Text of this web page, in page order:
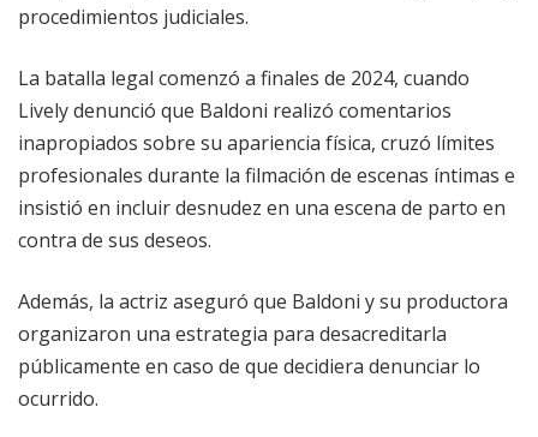
procedimientos judiciales.
La batalla legal comenzó a finales de 2024, cuando
Lively denunció que Baldoni realizó comentarios
inapropiados sobre su apariencia física, cruzó límites
profesionales durante la filmación de escenas íntimas e
insistió en incluir desnudez en una escena de parto en
contra de sus deseos.
Además, la actriz aseguró que Baldoni y su productora
organizaron una estrategia para desacreditarla
públicamente en caso de que decidiera denunciar lo
ocurrido.